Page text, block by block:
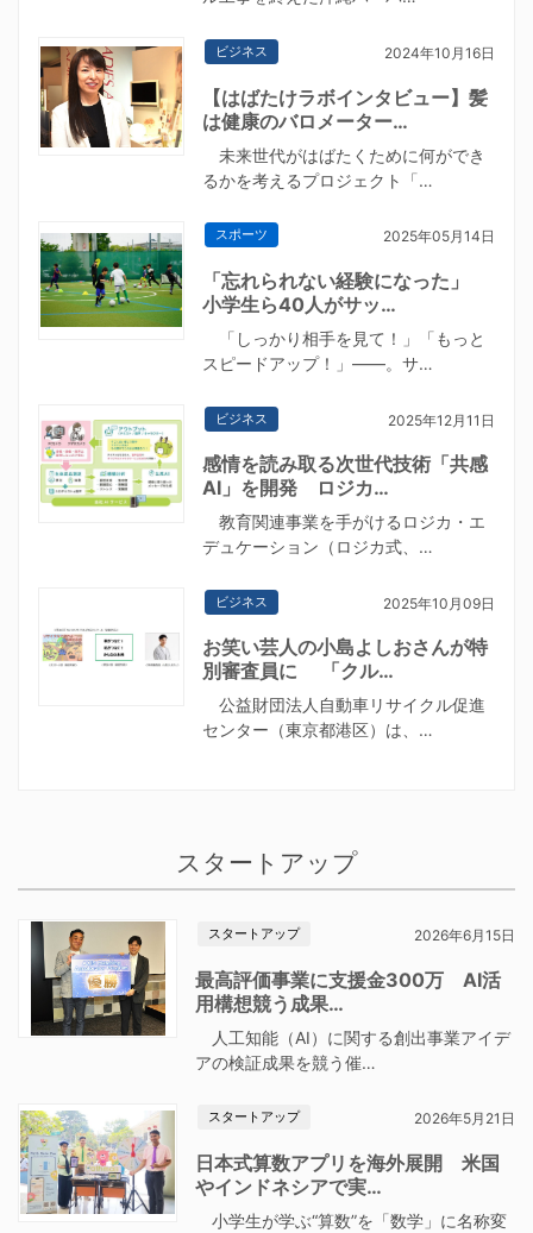
ビジネス 2024年10月16日
【はばたけラボインタビュー】髪
は健康のバロメーター…
未来世代がはばたくために何ができ
るかを考えるプロジェクト「…
スポーツ 2025年05月14日
「忘れられない経験になった」
小学生ら40人がサッ…
「しっかり相手を見て！」「もっと
スピードアップ！」――。サ…
ビジネス 2025年12月11日
感情を読み取る次世代技術「共感
AI」を開発 ロジカ…
教育関連事業を手がけるロジカ・エ
デュケーション（ロジカ式、…
ビジネス 2025年10月09日
お笑い芸人の小島よしおさんが特
別審査員に 「クル…
公益財団法人自動車リサイクル促進
センター（東京都港区）は、…
スタートアップ
スタートアップ 2026年6月15日
最高評価事業に支援金300万 AI活
用構想競う成果…
人工知能（AI）に関する創出事業アイデ
アの検証成果を競う催…
スタートアップ 2026年5月21日
日本式算数アプリを海外展開 米国
やインドネシアで実…
小学生が学ぶ“算数”を「数学」に名称変